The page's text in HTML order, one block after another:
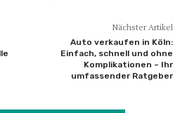
Nächster Artikel
Auto verkaufen in Köln:
Einfach, schnell und ohne
Komplikationen – Ihr
umfassender Ratgeber